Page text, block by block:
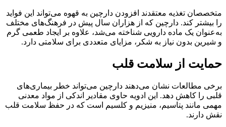
متخصصان تغذیه معتقدند افزودن دارچین به قهوه می‌تواند این فواید
را بیشتر کند. دارچین که از هزاران سال پیش در فرهنگ‌های مختلف
به‌عنوان یک ماده دارویی شناخته می‌شد، علاوه بر ایجاد طعمی گرم
و شیرین بدون نیاز به شکر، مزایای متعددی برای سلامتی دارد.
حمایت از سلامت قلب
برخی مطالعات نشان می‌دهند دارچین می‌تواند خطر بیماری‌های
قلبی را کاهش دهد. این ادویه حاوی مقادیر اندکی از مواد معدنی
مهمی مانند پتاسیم، منیزیم و کلسیم است که در حفظ سلامت قلب
نقش دارند.